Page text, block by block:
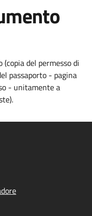
del permesso di
passaporto - pagina
- unitamente a